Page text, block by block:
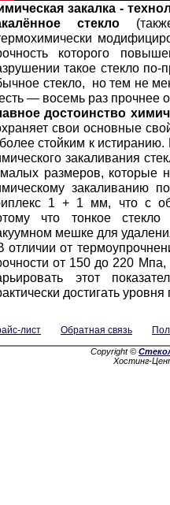
закалка -
стекло
которого
такое стекло
стекло, но тем не
— восемь раз прочнее
достоинство
свои основные
стойким к
закаливания
размеров, которые
закаливанию
1 + 1 мм, что с
что тонкое
мешке для
отличии от
от 150 до 220
этот
достигать
лист Обратная связь
Copyright ©
Хостинг-